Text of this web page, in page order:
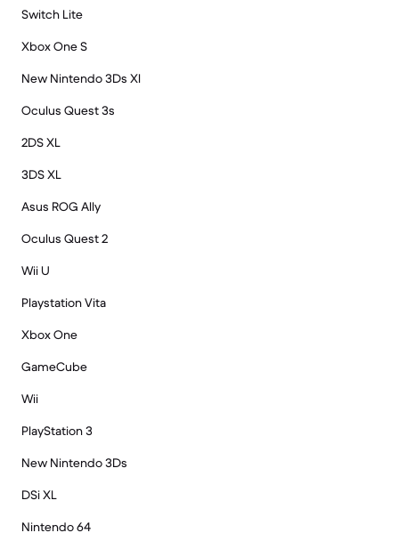
Switch Lite
Xbox One S
New Nintendo 3Ds Xl
Oculus Quest 3s
2DS XL
3DS XL
Asus ROG Ally
Oculus Quest 2
Wii U
Playstation Vita
Xbox One
GameCube
Wii
PlayStation 3
New Nintendo 3Ds
DSi XL
Nintendo 64